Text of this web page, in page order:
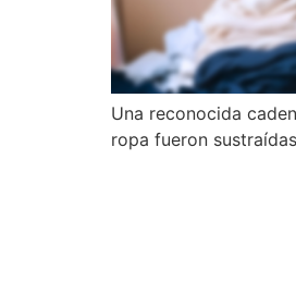
Una reconocida
ropa fueron